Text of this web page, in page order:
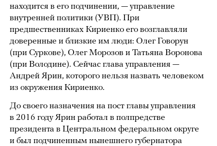
находится в его подчинении, — управление
внутренней политики (УВП). При
предшественниках Кириенко его возглавляли
доверенные и близкие им люди: Олег Говорун
(при Суркове), Олег Морозов и Татьяна Воронова
(при Володине). Сейчас глава управления —
Андрей Ярин, которого нельзя назвать человеком
из окружения Кириенко.
До своего назначения на пост главы управления
в 2016 году Ярин работал в полпредстве
президента в Центральном федеральном округе
и был подчиненным нынешнего губернатора